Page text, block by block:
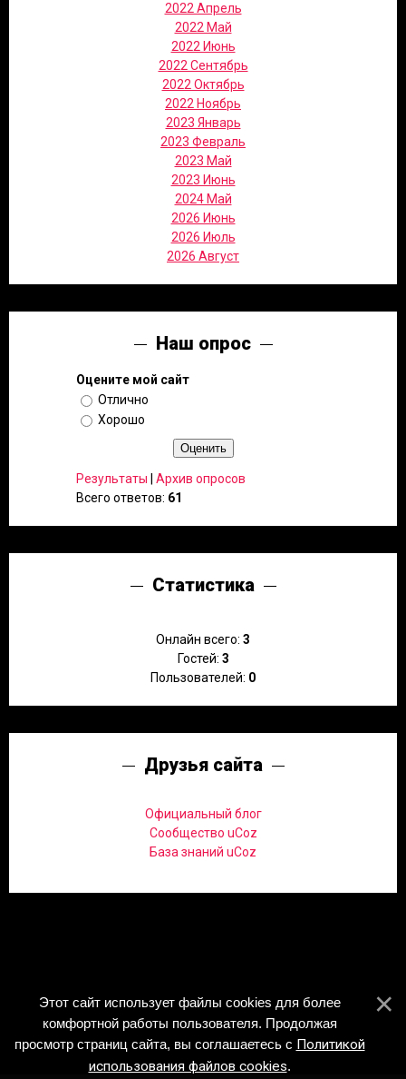
2022 Апрель
2022 Май
2022 Июнь
2022 Сентябрь
2022 Октябрь
2022 Ноябрь
2023 Январь
2023 Февраль
2023 Май
2023 Июнь
2024 Май
2026 Июнь
2026 Июль
2026 Август
Наш опрос
Оцените мой сайт
Отлично
Хорошо
Результаты | Архив опросов
Всего ответов: 61
Статистика
Онлайн всего: 3
Гостей: 3
Пользователей: 0
Друзья сайта
Официальный блог
Сообщество uCoz
База знаний uCoz
Этот сайт использует файлы cookies для более
комфортной работы пользователя. Продолжая
просмотр страниц сайта, вы соглашаетесь с Политикой
использования файлов cookies.